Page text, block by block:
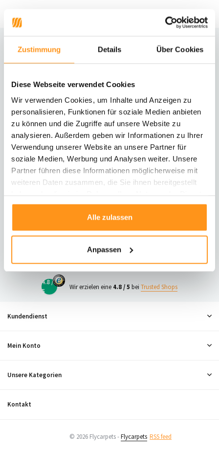
Zustimmung Details Über Cookies
Diese Webseite verwendet Cookies
Wir verwenden Cookies, um Inhalte und Anzeigen zu
personalisieren, Funktionen für soziale Medien anbieten
zu können und die Zugriffe auf unsere Website zu
analysieren. Außerdem geben wir Informationen zu Ihrer
Verwendung unserer Website an unsere Partner für
soziale Medien, Werbung und Analysen weiter. Unsere
Partner führen diese Informationen möglicherweise mit
weiteren Daten zusammen, die Sie ihnen bereitgestellt
gesammelt haben.
Alle zulassen
Anpassen
Informationen zur Rücksendung
Direkt chatten
Mit einem Mitarbeiter chatten
E-Mail senden
vragen@flycarpets.nl
Telefonischer Kontakt
23
4.8 /
5
Wir erzielen eine 4.8 / 5 bei Trusted Shops
Kundendienst
Mein Konto
Unsere Kategorien
Kontakt
© 2026 Flycarpets -Flycarpets RSS feed